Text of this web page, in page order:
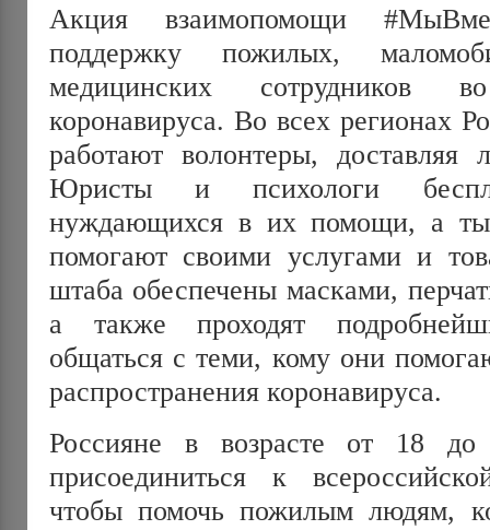
Акция взаимопомощи
поддержку пожилых,
медицинских сотрудников
коронавируса. Во всех регионах
работают волонтеры, доставляя
Юристы и психологи
нуждающихся в их помощи, а
помогают своими услугами и
штаба обеспечены масками,
а также проходят
общаться с теми, кому они
распространения коронавируса.
Россияне в возрасте от 18
присоединиться к
чтобы помочь пожилым людям,